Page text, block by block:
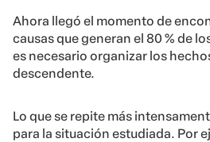
Ahora llegó el momento de
causas que generan el 80 % de
es necesario organizar los
descendente.
Lo que se repite más
para la situación estudiada. Por